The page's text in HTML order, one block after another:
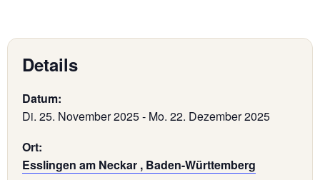
Details
Datum:
Di. 25. November 2025- Mo. 22. Dezember 2025
Ort:
Esslingen am Neckar , Baden-Württemberg